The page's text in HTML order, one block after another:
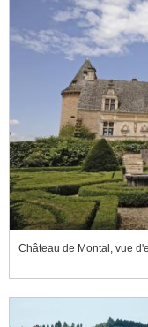
Château de Montal, vue